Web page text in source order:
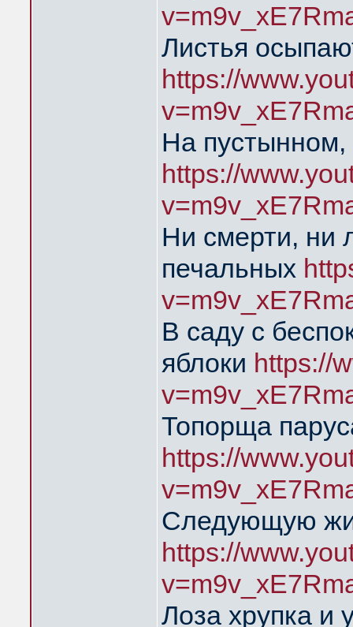
Листья
https://
На пустынном,
https://
Ни смерти, ни
печальных
В саду с
яблоки https://
Топорща
https://
Следующую
https://
Лоза хрупка и